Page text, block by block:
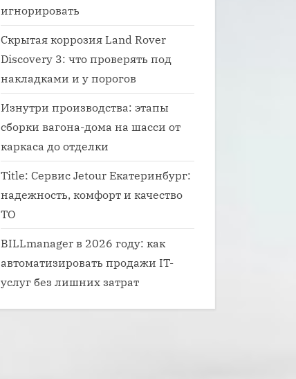
игнорировать
Скрытая коррозия Land Rover
Discovery 3: что проверять под
накладками и у порогов
Изнутри производства: этапы
сборки вагона-дома на шасси от
каркаса до отделки
Title: Сервис Jetour Екатеринбург:
надежность, комфорт и качество
ТО
BILLmanager в 2026 году: как
автоматизировать продажи IT-
услуг без лишних затрат